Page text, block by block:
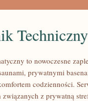
Techniczny
to nowoczesne
prywatnymi
codzienności.
związanych z prywatną